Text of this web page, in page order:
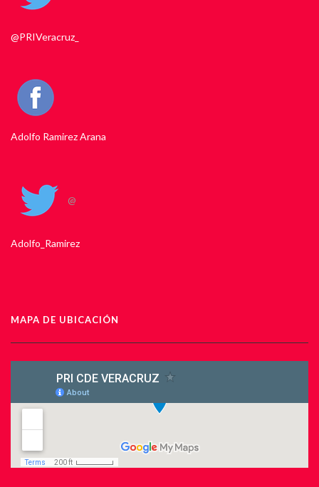
@PRIVeracruz_
Adolfo Ramirez Arana
@
Adolfo_Ramirez
MAPA DE UBICACIÓN